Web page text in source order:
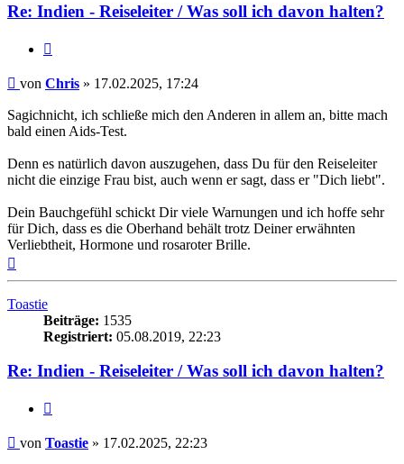
Re: Indien - Reiseleiter / Was soll ich davon halten?
Beitrag
von Chris » 17.02.2025, 17:24
Sagichnicht, ich schließe mich den Anderen in allem an, bitte mach
bald einen Aids-Test.
Denn es natürlich davon auszugehen, dass Du für den Reiseleiter
nicht die einzige Frau bist, auch wenn er sagt, dass er "Dich liebt".
Dein Bauchgefühl schickt Dir viele Warnungen und ich hoffe sehr
für Dich, dass es die Oberhand behält trotz Deiner erwähnten
Verliebtheit, Hormone und rosaroter Brille.
Toastie
Beiträge: 1535
Registriert: 05.08.2019, 22:23
Re: Indien - Reiseleiter / Was soll ich davon halten?
Beitrag
von Toastie » 17.02.2025, 22:23